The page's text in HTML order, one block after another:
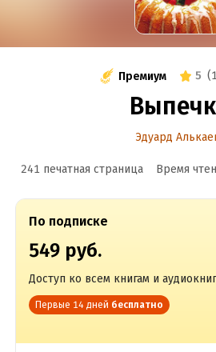
Премиум 5 (
Эдуард
241 печатная страница Время
По подписке
549 руб.
Доступ ко всем книгам и
Первые 14 дней бесплатно